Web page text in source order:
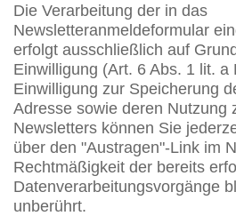
Die Verarbeitung der in das
Newsletteranmeldeformular
erfolgt ausschließlich auf
Einwilligung (Art. 6 Abs. 1 lit.
Einwilligung zur Speicherung
Adresse sowie deren Nutzung
Newsletters können Sie
über den "Austragen"-Link im
Rechtmäßigkeit der bereits
Datenverarbeitungsvorgänge
unberührt.